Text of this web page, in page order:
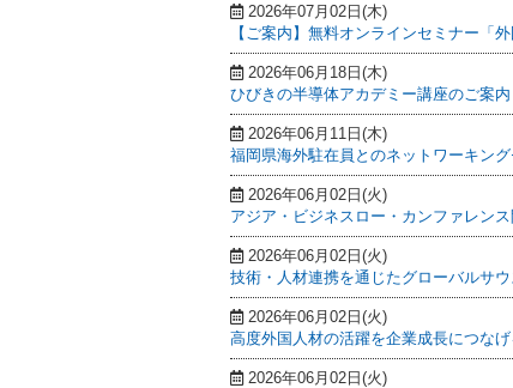
2026年07月02日(木)
【ご案内】無料オンラインセミナー「
2026年06月18日(木)
ひびきの半導体アカデミー講座のご案内
2026年06月11日(木)
福岡県海外駐在員とのネットワーキン
2026年06月02日(火)
アジア・ビジネスロー・カンファレン
2026年06月02日(火)
技術・人材連携を通じたグローバルサ
2026年06月02日(火)
高度外国人材の活躍を企業成長につな
2026年06月02日(火)